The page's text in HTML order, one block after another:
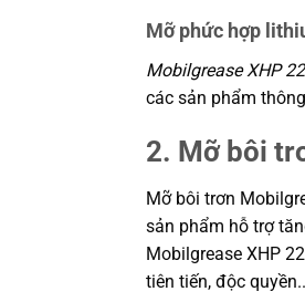
Mỡ phức hợp
Mobilgrease XHP
các sản phẩm
2. Mỡ bôi
Mỡ bôi trơn
sản phẩm hỗ trợ
Mobilgrease XHP
tiên tiến, độc